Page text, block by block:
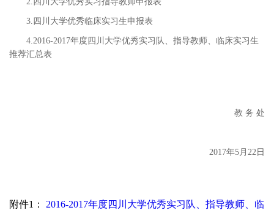
3.四川大学优秀临床实习生申报表
4.2016-2017年度四川大学优秀实习队、指导教师、临床实习生
推荐汇总表
教 务 处
2017年5月22日
附件1：
2016-2017年度四川大学优秀实习队、指导教师、临